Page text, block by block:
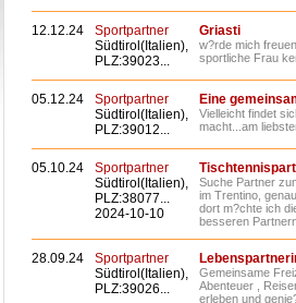
12.12.24
Sportpartner
Südtirol(Italien),
PLZ:39023...
Griasti
w?rde mich
sportliche Frau
05.12.24
Sportpartner
Südtirol(Italien),
PLZ:39012...
Eine
Vielleicht findet
macht...am
05.10.24
Sportpartner
Südtirol(Italien),
PLZ:38077...
2024-10-10
Suche Partner
im Trentino,
dort m?chte ich
besseren
28.09.24
Sportpartner
Südtirol(Italien),
PLZ:39026...
Gemeinsame
Abenteuer ,
erleben und